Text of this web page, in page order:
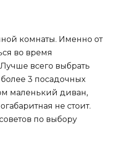
комнаты. Именно от
во время
всего выбрать
3 посадочных
маленький диван,
не стоит.
по выбору